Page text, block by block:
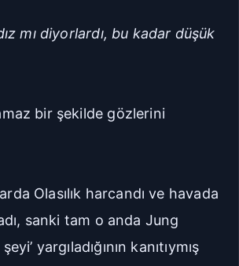
mı diyorlardı, bu kadar düşük
bir şekilde gözlerini
Olasılık harcandı ve havada
sanki tam o anda Jung
yargıladığının kanıtıymış